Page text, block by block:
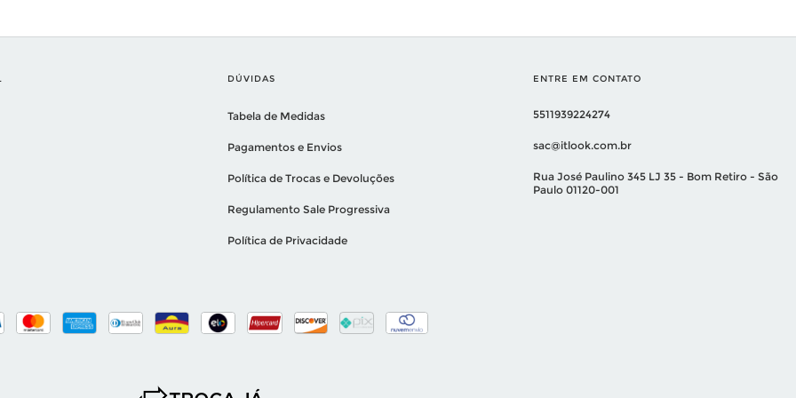
DÚVIDAS
Tabela de Medidas
Pagamentos e Envios
Política de Trocas e Devoluções
Regulamento Sale Progressiva
Política de Privacidade
ENTRE EM CONTATO
5511939224274
sac@itlook.com.br
Rua José Paulino 345 LJ 35 - Bom Retiro - São
Paulo 01120-001